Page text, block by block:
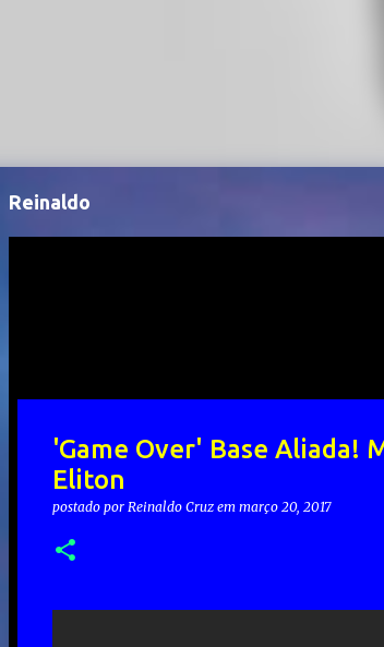
Reinaldo
'Game Over' Base Aliada!
Eliton
postado por Reinaldo Cruz em março 20, 2017